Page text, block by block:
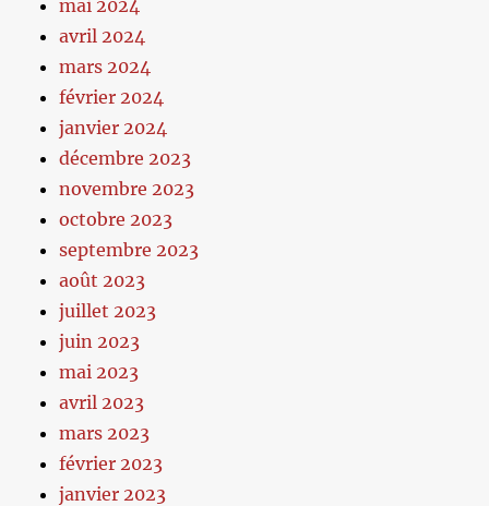
mai 2024
avril 2024
mars 2024
février 2024
janvier 2024
décembre 2023
novembre 2023
octobre 2023
septembre 2023
août 2023
juillet 2023
juin 2023
mai 2023
avril 2023
mars 2023
février 2023
janvier 2023